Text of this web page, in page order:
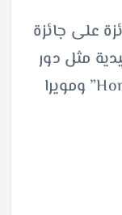
على جائزة
مثل دور
والدة كيفن في فيلم “Home Alone” ومويرا